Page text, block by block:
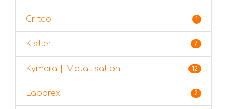
Gritco 1
Kistler 7
Kymera | Metallisation 12
Laborex 2